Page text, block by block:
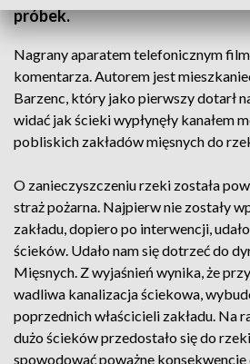
próbek.
Nagrany aparatem telefonicznym
komentarza. Autorem jest
Barzenc, który jako pierwszy dotarł
widać jak ścieki wypłynęły kanałem
pobliskich zakładów mięsnych do
O zanieczyszczeniu rzeki została
straż pożarna. Najpierw nie zostały
zakładu, dopiero po interwencji,
ścieków. Udało nam się dotrzeć do
Mięsnych. Z wyjaśnień wynika, że
wadliwa kanalizacja ściekowa,
poprzednich właścicieli zakładu. Na
dużo ścieków przedostało się do
spowodować poważne